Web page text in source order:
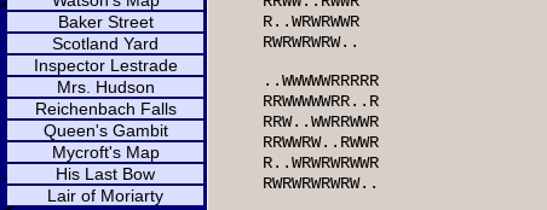
Baker Street
Scotland Yard
Inspector Lestrade
Mrs. Hudson
Reichenbach Falls
Queen's Gambit
Mycroft's Map
His Last Bow
Lair of Moriarty
R..WRWRWWR
RWRWRWRW..
..WWWWWRRRRR
RRWWWWWRR..R
RRW..WWRRWWR
RRWWRW..RWWR
R..WRWRWRWWR
RWRWRWRWRW..